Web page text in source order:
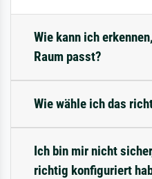
Wie kann ich
Raum passt?
Wie wähle ich das
Ich bin mir nicht
richtig konfiguriert